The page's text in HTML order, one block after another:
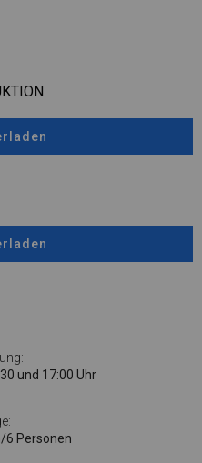
und 17:00 Uhr
6 Personen